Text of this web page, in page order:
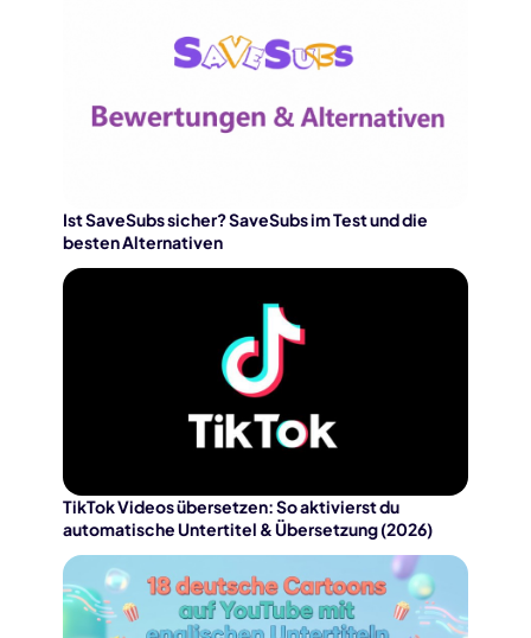
Ist SaveSubs sicher? SaveSubs im Test und die
besten Alternativen
TikTok Videos übersetzen: So aktivierst du
automatische Untertitel & Übersetzung (2026)